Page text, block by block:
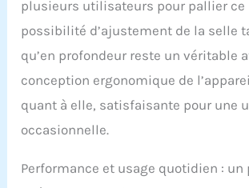
plusieurs utilisateurs pour pallier ce
possibilité d’ajustement de la selle
qu’en profondeur reste un véritable
conception ergonomique de
quant à elle, satisfaisante pour une
occasionnelle.
Performance et usage quotidien : un